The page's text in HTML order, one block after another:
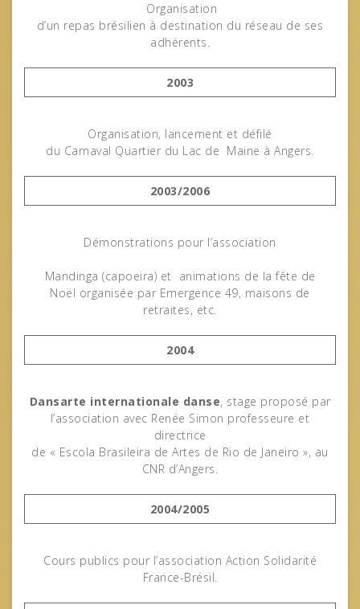
Organisation
d’un repas brésilien à destination du réseau de ses
adhérents.
2003
Organisation, lancement et défilé
du Carnaval Quartier du Lac de Maine à Angers.
2003/2006
Démonstrations pour l’association
Mandinga (capoeira) et animations de la fête de
Noël organisée par Emergence 49, maisons de
retraites, etc.
2004
Dansarte internationale danse, stage proposé par
l’association avec Renée Simon professeure et
directrice
de « Escola Brasileira de Artes de Rio de Janeiro », au
CNR d’Angers.
2004/2005
Cours publics pour l’association Action Solidarité
France-Brésil.